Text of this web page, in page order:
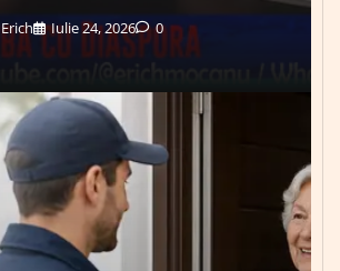
Iulie 24, 2026 0